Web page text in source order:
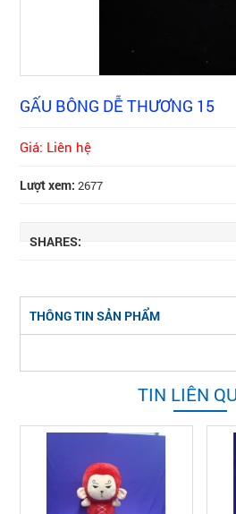
GẤU BÔNG DỄ THƯƠNG 15
Giá: Liên hệ
Lượt xem: 2677
SHARES:
THÔNG TIN SẢN PHẨM
TIN LIÊN